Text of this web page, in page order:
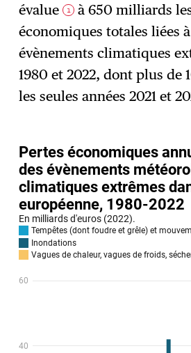
→ S'abonner
évalue 1
à 650 milliards
économiques totales liées
évènements climatiques
1980 et 2022, dont plus de
les seules années 2021 et